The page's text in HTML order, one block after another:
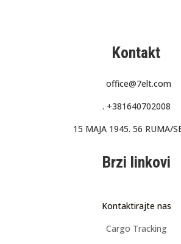
Kontakt
office@7elt.com
. +381640702008
15 MAJA 1945. 56 RUMA/
Brzi linkovi
Kontaktirajte nas
Cargo Tracking